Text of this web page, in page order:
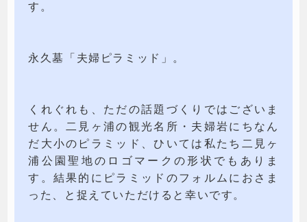
す。
永久墓「夫婦ピラミッド」。
くれぐれも、ただの話題づくりではございま
せん。二見ヶ浦の観光名所・夫婦岩にちなん
だ大小のピラミッド、ひいては私たち二見ヶ
浦公園聖地のロゴマークの形状でもありま
す。結果的にピラミッドのフォルムにおさま
った、と捉えていただけると幸いです。